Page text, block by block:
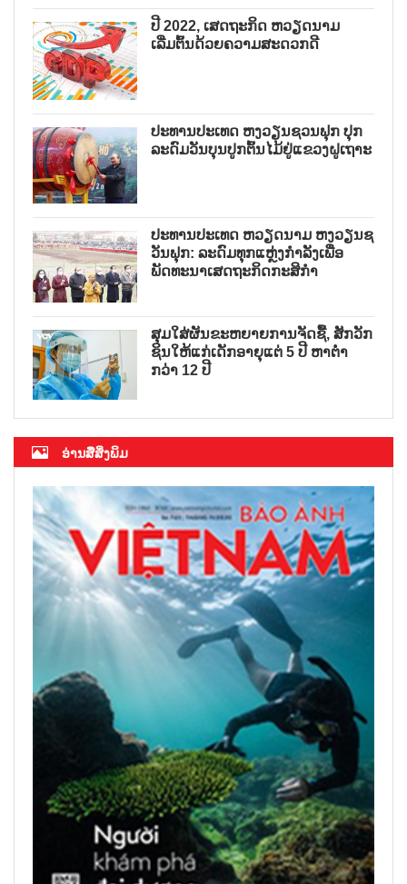
ປີ 2022, ເສດຖະກິດ ຫວຽດນາມ
ເລີ່ມຕົ້ນດ້ວຍຄວາມສະດວກດີ
ປະທານປະເທດ ຫງວຽນຊວນຟຸກ ປຸກ
ລະດົມວັນບຸນປູກຕົ້ນໄມ້ຢູ່ແຂວງຝູເຖາະ
ປະທານປະເທດ ຫວຽດນາມ ຫງວຽນຊ
ວັນຟຸກ: ລະດົມທຸກແຫຼ່ງກຳລັງເພື່ອ
ພັດທະນາເສດຖະກິດກະສິກຳ
ສຸມໃສ່ຜັນຂະຫຍາຍການຈັດຊື້, ສັກວັກ
ຊິນໃຫ້ແກ່ເດັກອາຍຸແຕ່ 5 ປີ ຫາຕ່ຳ
ກວ່າ 12 ປີ
ອ່ານສື່ສິ່ງພິມ